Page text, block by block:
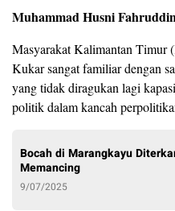
Muhammad Husni Fahruddin
Masyarakat Kalimantan Timur
Kukar sangat familiar dengan
yang tidak diragukan lagi
politik dalam kancah
Bocah di Marangkayu
Memancing
9/07/2025